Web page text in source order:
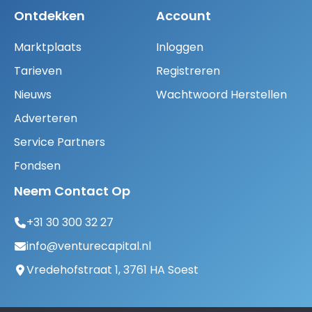
Ontdekken
Marktplaats
Tarieven
Nieuws
Adverteren
Service Partners
Fondsen
Account
Inloggen
Registreren
Wachtwoord Herstellen
Neem Contact Op
+31 30 300 32 27
info@venturecapital.nl
Vredehofstraat 1, 3761 HA Soest